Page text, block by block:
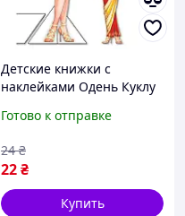
Детские книжки с
наклейками Одень Куклу
Готово к отправке
22₴
24 ₴
Купить